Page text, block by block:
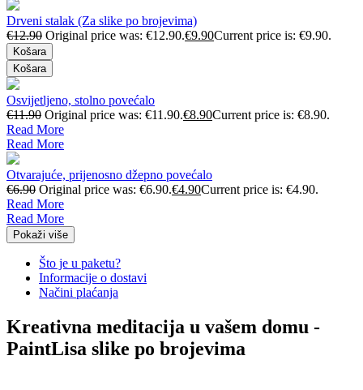
Drveni stalak (Za slike po brojevima)
€12.90 Original price was: €12.90.€9.90Current price is: €9.90.
Košara
Košara
Osvijetljeno, stolno povećalo
€11.90 Original price was: €11.90.€8.90Current price is: €8.90.
Read More
Read More
Otvarajuće, prijenosno džepno povećalo
€6.90 Original price was: €6.90.€4.90Current price is: €4.90.
Read More
Read More
Pokaži više
Što je u paketu?
Informacije o dostavi
Načini plaćanja
Kreativna meditacija u vašem domu -
PaintLisa slike po brojevima